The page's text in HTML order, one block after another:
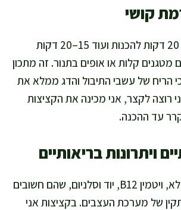
קושי
אני מקדישה בערך 20 דקות להכנות ועוד 15–20 דקות
מטגנים קלות או אופים בתנור. זה מתכון
הריח של עשבי התיבול והדג ממלא את
לקצר, אני מכינה את הקציצות
עד ההכנה.
ויתרונות בריאותיים
הדג מוסיף חלבון מלא, ויטמין B12, יוד וסלניום, שהם חשובים
של מערכת העצבים. בקציצות אני